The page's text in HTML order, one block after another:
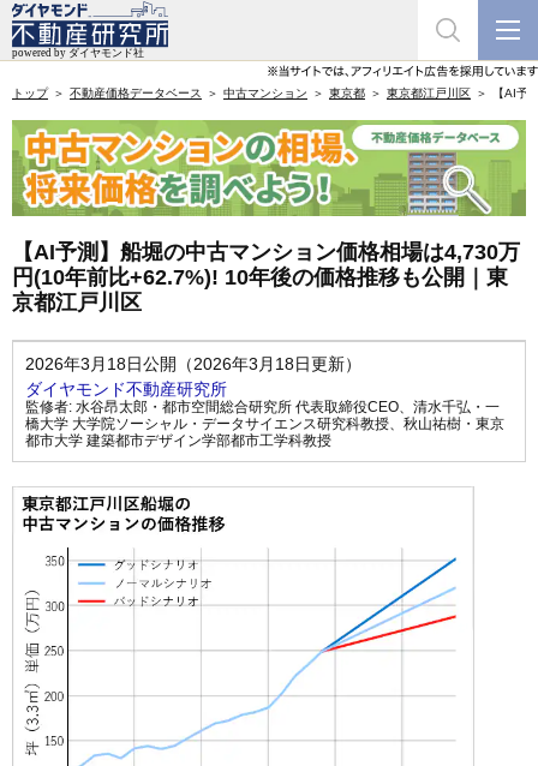
トップ 不動産価格データベース 中古マンション 東京都 東京都江戸川区 【AI予
【AI予測】船堀の中古マンション価格相場は4,730万
円(10年前比+62.7%)! 10年後の価格推移も公開｜東
京都江戸川区
2026年3月18日公開（2026年3月18日更新）
ダイヤモンド不動産研究所
監修者: 水谷昂太郎・都市空間総合研究所 代表取締役CEO、 清水千弘・一
橋大学 大学院ソーシャル・データサイエンス研究科教授、 秋山祐樹・東京
都市大学 建築都市デザイン学部都市工学科教授